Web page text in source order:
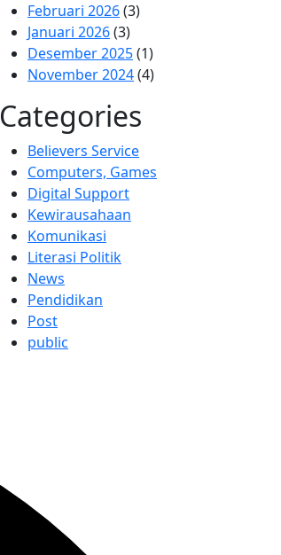
Februari 2026(3)
Januari 2026(3)
Desember 2025(1)
November 2024(4)
Categories
Believers Service
Computers, Games
Digital Support
Kewirausahaan
Komunikasi
Literasi Politik
News
Pendidikan
Post
public